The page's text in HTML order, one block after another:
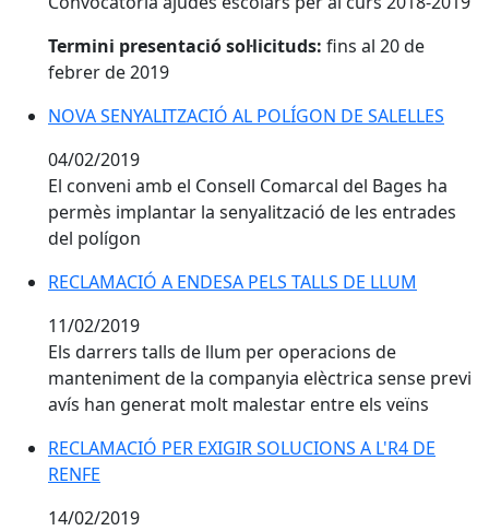
Termini presentació sol·licituds: fins al 20 de
febrer de 2019
NOVA SENYALITZACIÓ AL POLÍGON DE SALELLES
NOVA SENYALITZACIÓ AL POLÍGON DE SALELLES
04/02/2019
El conveni amb el Consell Comarcal del Bages ha
permès implantar la senyalització de les entrades
del polígon
RECLAMACIÓ A ENDESA PELS TALLS DE LLUM
11/02/2019
Els darrers talls de llum per operacions de
manteniment de la companyia elèctrica sense previ
avís han generat molt malestar entre els veïns
RECLAMACIÓ PER EXIGIR SOLUCIONS A L'R4 DE
RECLAMACIÓ PER EXIGIR SOLUCIONS A L'R4 DE
RENFE
14/02/2019